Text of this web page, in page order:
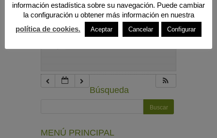
10:00 pm
Búsqueda
MENÚ PRINCIPAL
información estadística sobre su navegación. Puede cambiar
la configuración u obtener más información en nuestra
política de cookies.
Aceptar Cancelar Configurar